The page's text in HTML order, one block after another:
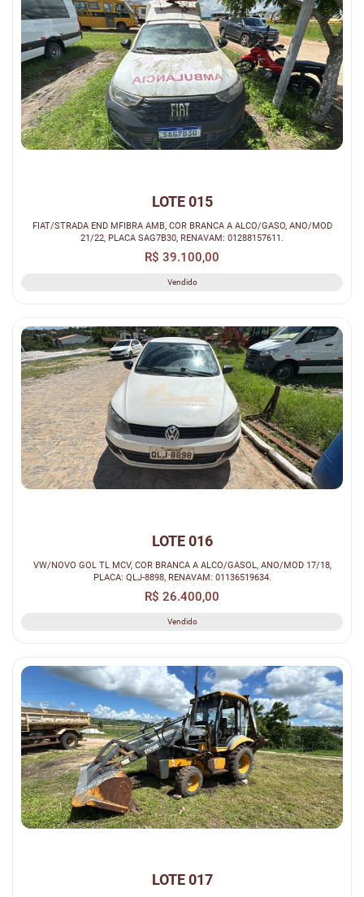
LOTE 015
FIAT/STRADA END MFIBRA AMB, COR BRANCA A ALCO/GASO, ANO/MOD
21/22, PLACA SAG7B30, RENAVAM: 01288157611.
R$ 39.100,00
Vendido
LOTE 016
VW/NOVO GOL TL MCV, COR BRANCA A ALCO/GASOL, ANO/MOD 17/18,
PLACA: QLJ-8898, RENAVAM: 01136519634.
R$ 26.400,00
Vendido
LOTE 017